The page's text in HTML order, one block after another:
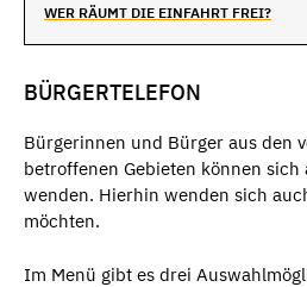
WER RÄUMT DIE EINFAHRT FREI?
BÜRGERTELEFON
Bürgerinnen und Bürger aus den
betroffenen Gebieten können sich
wenden. Hierhin wenden sich
möchten.
Im Menü gibt es drei